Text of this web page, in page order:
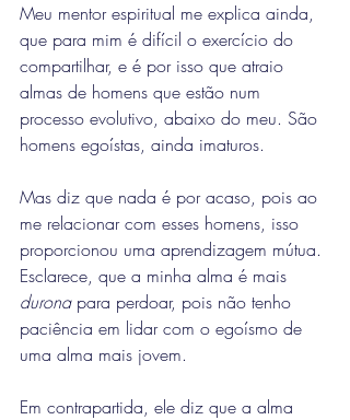
Meu mentor espiritual me explica ainda,
que para mim é difícil o exercício do
compartilhar, e é por isso que atraio
almas de homens que estão num
processo evolutivo, abaixo do meu. São
homens egoístas, ainda imaturos.
Mas diz que nada é por acaso, pois ao
me relacionar com esses homens, isso
proporcionou uma aprendizagem mútua.
Esclarece, que a minha alma é mais
durona para perdoar, pois não tenho
paciência em lidar com o egoísmo de
uma alma mais jovem.
Em contrapartida, ele diz que a alma